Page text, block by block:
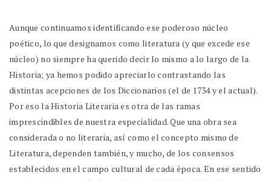
Aunque continuamos identificando ese poderoso núcleo
poético, lo que designamos como literatura (y que excede ese
núcleo) no siempre ha querido decir lo mismo a lo largo de la
Historia; ya hemos podido apreciarlo contrastando las
distintas acepciones de los Diccionarios (el de 1734 y el actual).
Por eso la Historia Literaria es otra de las ramas
imprescindibles de nuestra especialidad. Que una obra sea
considerada o no literaria, así como el concepto mismo de
Literatura, dependen también, y mucho, de los consensos
establecidos en el campo cultural de cada época. En ese sentido